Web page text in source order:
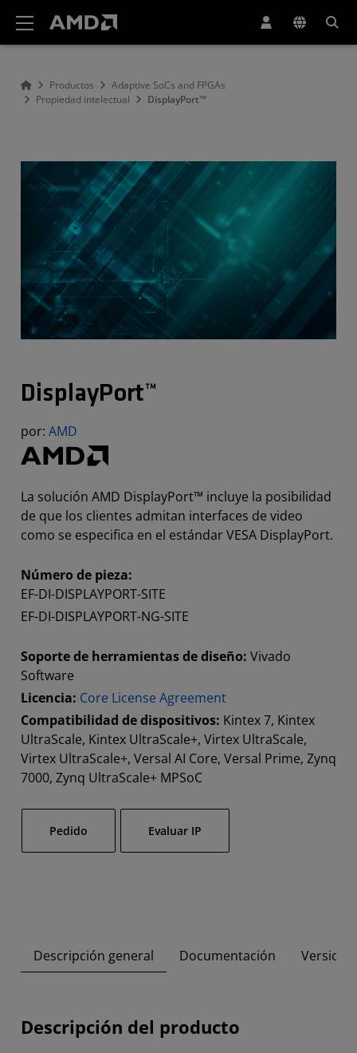
Productos
Adaptive SoCs and FPGAs
Propiedad intelectual
DisplayPort™
DisplayPort™
por: AMD
La solución AMD DisplayPort™ incluye la posibilidad
de que los clientes admitan interfaces de video
como se especifica en el estándar VESA DisplayPort.
Número de pieza:
EF-DI-DISPLAYPORT-SITE
EF-DI-DISPLAYPORT-NG-SITE
Soporte de herramientas de diseño: Vivado
Software
Licencia: Core License Agreement
Compatibilidad de dispositivos: Kintex 7, Kintex
UltraScale, Kintex UltraScale+, Virtex UltraScale,
Virtex UltraScale+, Versal AI Core, Versal Prime, Zynq
7000, Zynq UltraScale+ MPSoC
Pedido Evaluar IP
Descripción general Documentación
Descripción del producto